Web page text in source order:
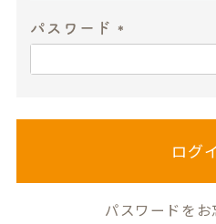
パスワード
必
ログ
パスワードをお